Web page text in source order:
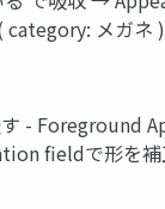
category: メガ
- Foreground
ﬁeldで形を